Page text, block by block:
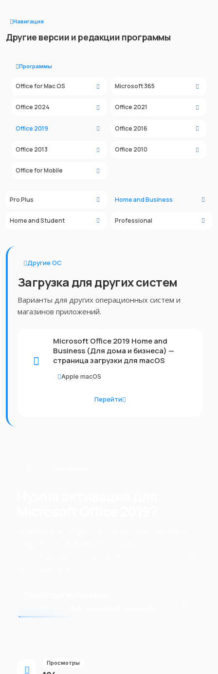
Навигация
Другие версии и редакции программы
Программы
Office for Mac OS Microsoft 365
Office 2024 Office 2021
Office 2019 Office 2016
Office 2013 Office 2010
Office for Mobile
Pro Plus Home and Business
Home and Student Professional
Другие ОС
Загрузка для других систем
Варианты для других операционных систем и
магазинов приложений.
Microsoft Office 2019 Home and
Business (Для дома и бизнеса) —
страница загрузки для macOS
Apple macOS
Перейти
Просмотры